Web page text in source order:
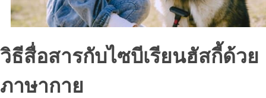
วิธีสื่อสารกับไซบีเรียนฮัสกี้ด้วย
ภาษากาย